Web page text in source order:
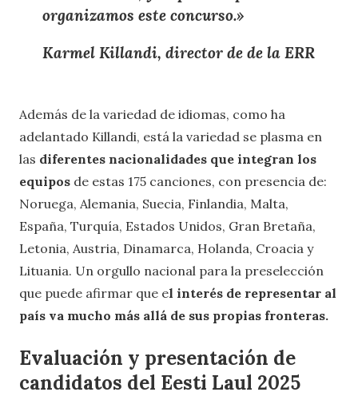
organizamos este concurso.»
Karmel Killandi, director de de la ERR
Además de la variedad de idiomas, como ha
adelantado Killandi, está la variedad se plasma en
las diferentes nacionalidades que integran los
equipos de estas 175 canciones, con presencia de:
Noruega, Alemania, Suecia, Finlandia, Malta,
España, Turquía, Estados Unidos, Gran Bretaña,
Letonia, Austria, Dinamarca, Holanda, Croacia y
Lituania. Un orgullo nacional para la preselección
que puede afirmar que el interés de representar al
país va mucho más allá de sus propias fronteras.
Evaluación y presentación de
candidatos del Eesti Laul 2025